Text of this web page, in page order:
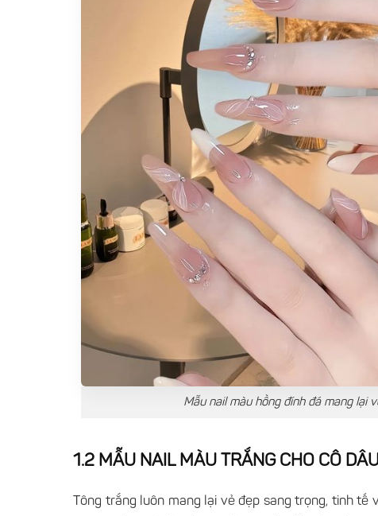
Mẫu nail màu hồng đính đá mang lại
1.2 MẪU NAIL MÀU TRẮNG CHO CÔ
Tông trắng luôn mang lại vẻ đẹp sang trọng, tinh tế